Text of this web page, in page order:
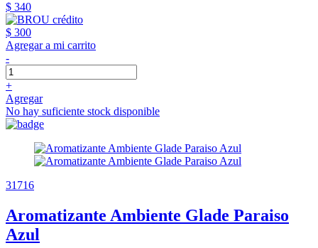
$ 340
$ 300
Agregar a mi carrito
-
+
Agregar
No hay suficiente stock disponible
31716
Aromatizante Ambiente Glade Paraiso
Azul